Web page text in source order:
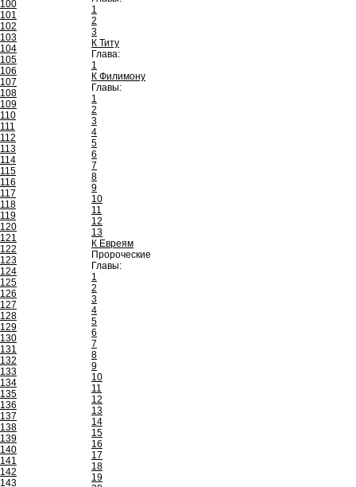
100
101
102
103
104
105
106
107
108
109
110
111
112
113
114
115
116
117
118
119
120
121
122
123
124
125
126
127
128
129
130
131
132
133
134
135
136
137
138
139
140
141
142
143
1
2
3
К Титу
Глава:
1
К Филимону
Главы:
1
2
3
4
5
6
7
8
9
10
11
12
13
К Евреям
Пророческие
Главы:
1
2
3
4
5
6
7
8
9
10
11
12
13
14
15
16
17
18
19